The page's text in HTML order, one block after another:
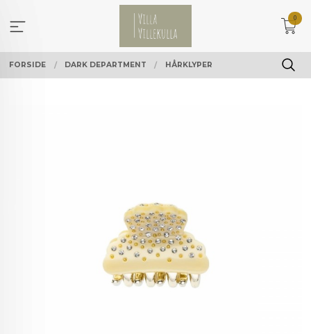
innholdet
0
FORSIDE DARK DEPARTMENT HÅRKLYPER